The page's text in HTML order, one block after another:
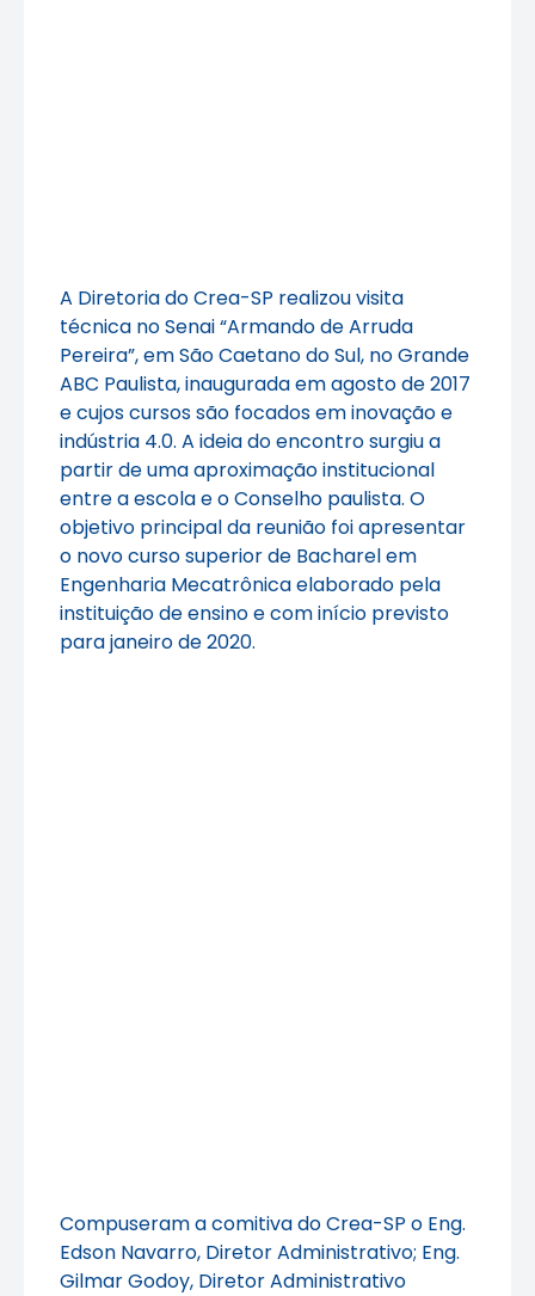
A Diretoria do Crea-SP realizou visita
técnica no Senai “Armando de Arruda
Pereira”, em São Caetano do Sul, no Grande
ABC Paulista, inaugurada em agosto de 2017
e cujos cursos são focados em inovação e
indústria 4.0. A ideia do encontro surgiu a
partir de uma aproximação institucional
entre a escola e o Conselho paulista. O
objetivo principal da reunião foi apresentar
o novo curso superior de Bacharel em
Engenharia Mecatrônica elaborado pela
instituição de ensino e com início previsto
para janeiro de 2020.
Compuseram a comitiva do Crea-SP o Eng.
Edson Navarro, Diretor Administrativo; Eng.
Gilmar Godoy, Diretor Administrativo